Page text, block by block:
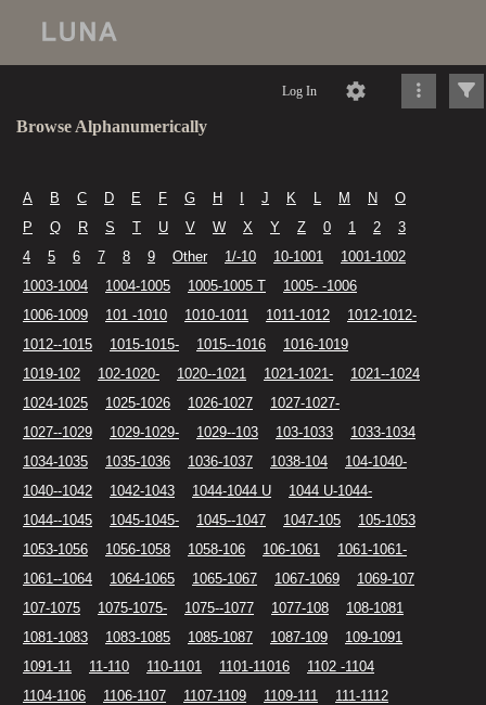
Log In
Browse Alphanumerically
A B C D E F G H J K L M N
O
P
Q R S T U V W X Y Z 0 1 2
3
4
5 6 7 8 9 Other 1/-10 10-1001
1001-1002
1003-1004
1004-1005 1005-1005 T
1005- -1006
1006-1009
101 -1010 1010-1011 1011-1012
1012-1012-
1012--1015
1015-1015- 1015--1016
1016-1019
1019-102
102-1020- 1020--1021 1021-1021-
1021--1024
1024-1025
1025-1026 1026-1027
1027-1027-
1027--1029
1029-1029- 1029--103 103-1033
1033-1034
1034-1035
1035-1036 1036-1037 1038-104
104-1040-
1040--1042
1042-1043 1044-1044 U
1044 U-1044-
1044--1045
1045-1045- 1045--1047 1047-105
105-1053
1053-1056
1056-1058 1058-106 106-1061
1061-1061-
1061--1064
1064-1065 1065-1067 1067-1069
1069-107
107-1075
1075-1075- 1075--1077 1077-108
108-1081
1081-1083
1083-1085 1085-1087 1087-109
109-1091
1091-11
11-110 110-1101 1101-11016
1102 -1104
1104-1106
1106-1107 1107-1109 1109-111
111-1112